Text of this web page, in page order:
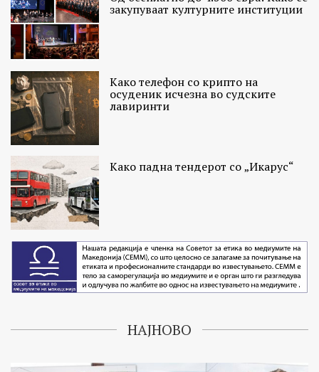
закупуваат културните институции
Како телефон со крипто на
осуденик исчезна во судските
лавиринти
Како падна тендерот со „Икарус“
НАЈНОВО